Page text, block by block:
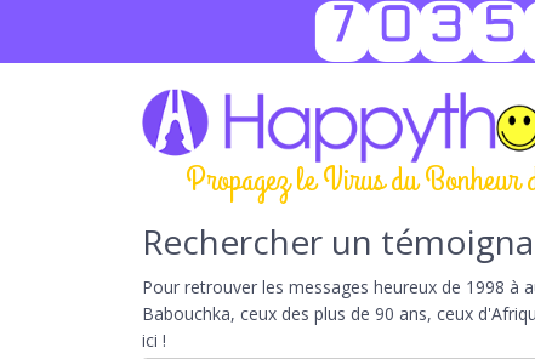
Propagez le Virus du Bonheur
Rechercher un
Pour retrouver les messages heureux de 1998 à
Babouchka, ceux des plus de 90 ans, ceux
ici !